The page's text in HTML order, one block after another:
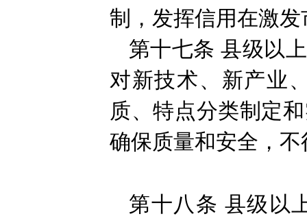
制，发挥信用在激
第十七条 县级以
对新技术、新产业
质、特点分类制定
确保质量和安全，
第十八条 县级以